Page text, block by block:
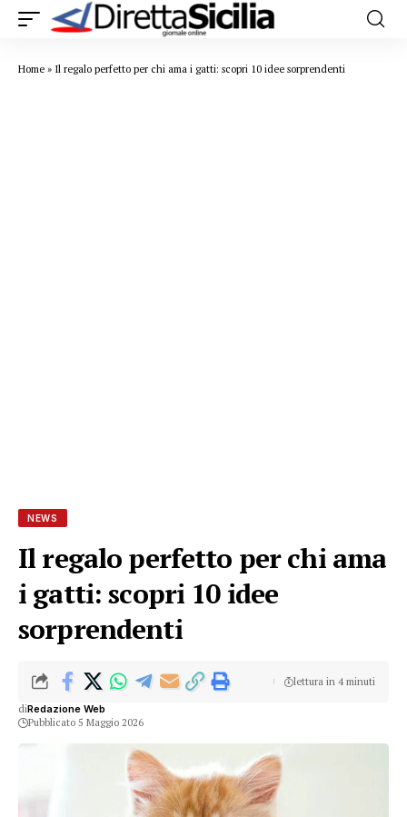
Home » Il regalo perfetto per chi ama i gatti: scopri 10 idee sorprendenti
NEWS
Il regalo perfetto per chi ama
i gatti: scopri 10 idee
sorprendenti
diRedazione Web
Pubblicato 5 Maggio 2026
lettura in 4 minuti